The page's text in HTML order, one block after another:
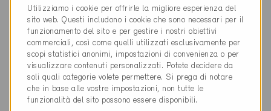
Utilizziamo i cookie per offrirle la migliore esperienza del
sito web. Questi includono i cookie che sono necessari per il
funzionamento del sito e per gestire i nostri obiettivi
commerciali, così come quelli utilizzati esclusivamente per
scopi statistici anonimi, impostazioni di convenienza o per
visualizzare contenuti personalizzati. Potete decidere da
soli quali categorie volete permettere. Si prega di notare
che in base alle vostre impostazioni, non tutte le
funzionalità del sito possono essere disponibili.